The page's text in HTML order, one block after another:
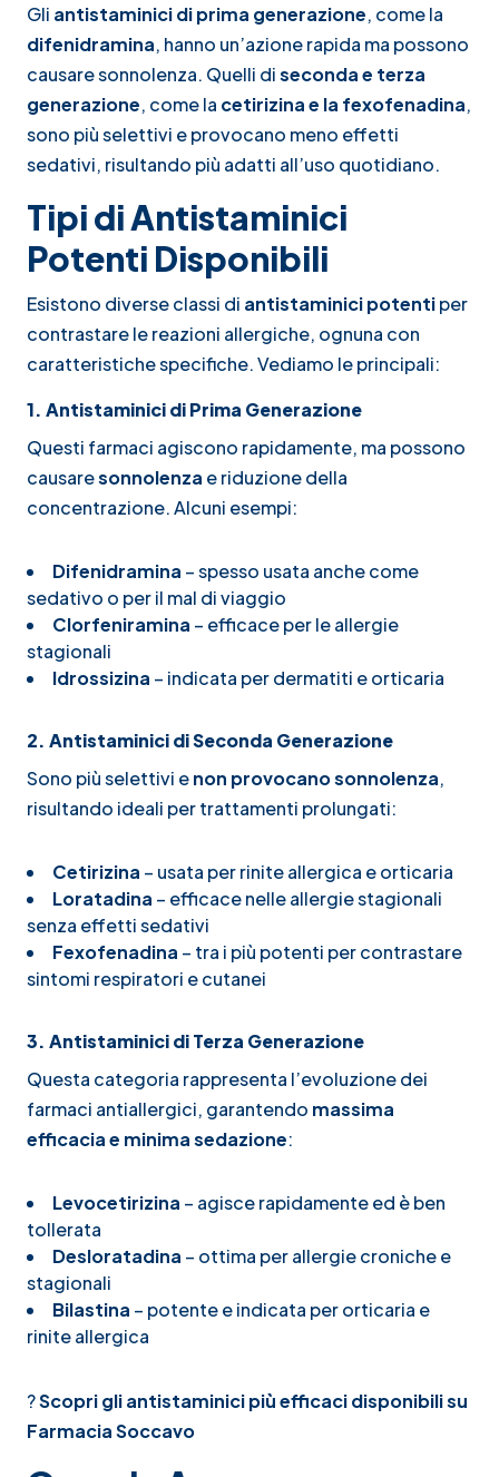
Gli antistaminici di prima generazione, come la
difenidramina, hanno un’azione rapida ma possono
causare sonnolenza. Quelli diseconda e terza
generazione, come la cetirizina e la fexofenadina,
sono più selettivi e provocano meno effetti
sedativi, risultando più adatti all’uso quotidiano.
Tipi di Antistaminici
Potenti Disponibili
Esistono diverse classi di antistaminici potentiper
contrastare le reazioni allergiche, ognuna con
caratteristiche specifiche. Vediamo le principali:
1. Antistaminici di Prima Generazione
Questi farmaci agiscono rapidamente, ma possono
causaresonnolenza e riduzione della
concentrazione. Alcuni esempi:
Difenidramina – spesso usata anche come
sedativo o per il mal di viaggio
Clorfeniramina – efficace per le allergie
stagionali
Idrossizina – indicata per dermatiti e orticaria
2. Antistaminici di Seconda Generazione
Sono più selettivi enon provocano sonnolenza,
risultando ideali per trattamenti prolungati:
Cetirizina – usata per rinite allergica e orticaria
Loratadina – efficace nelle allergie stagionali
senza effetti sedativi
Fexofenadina – tra i più potenti per contrastare
sintomi respiratori e cutanei
3. Antistaminici di Terza Generazione
Questa categoria rappresenta l’evoluzione dei
farmaci antiallergici, garantendo massima
efficacia e minima sedazione:
Levocetirizina – agisce rapidamente ed è ben
tollerata
Desloratadina – ottima per allergie croniche e
stagionali
Bilastina – potente e indicata per orticaria e
rinite allergica
?Scopri gli antistaminici più efficaci disponibili su
Farmacia Soccavo